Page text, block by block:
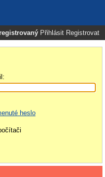
Přihlásit Registrovat
heslo